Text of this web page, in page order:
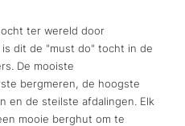
ter wereld door
dit de "must do" tocht in de
De mooiste
bergmeren, de hoogste
en de steilste afdalingen. Elk
mooie berghut om te